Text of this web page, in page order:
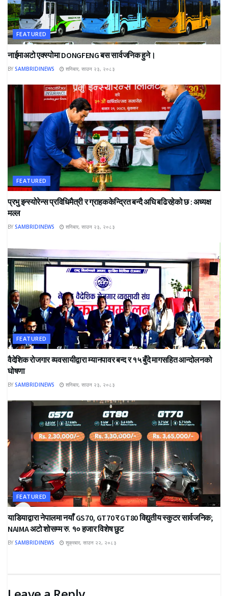
FEATURED
नाईमाअटो एक्स्पोमा DONGFENG बस सार्वजनिक हुने।
BY SAMBRIDINEWS शनिबार, साउन २३, २०८३
FEATURED
प्रभु इन्स्योरेन्स प्रविधिमैत्री र ग्राहककेन्द्रित बन्दै अघि बढिरहेको छ : अध्यक्ष
मल्ल
BY SAMBRIDINEWS शनिबार, साउन २३, २०८३
FEATURED
वैदेशिक रोजगार व्यवसायीद्वारा म्यानपावर बन्द र १५ बुँदे मागसहित आन्दोलनको
घोषणा
BY SAMBRIDINEWS शनिबार, साउन २३, २०८३
FEATURED
याडियाद्वारा नेपालमा नयाँ GS70, GT70 र GT80 विद्युतीय स्कुटर सार्वजनिक;
NAIMA अटो शोसम्म रु. १० हजार विशेष छुट
BY SAMBRIDINEWS शुक्रबार, साउन २२, २०८३